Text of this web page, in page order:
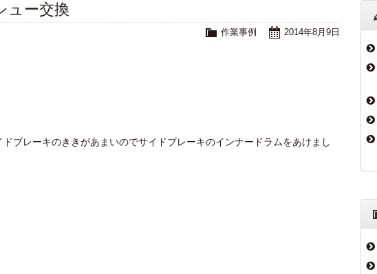
ュー交換
2014年8月9日
作業事例
ドブレーキのききがあまいのでサイドブレーキのインナードラムをあけまし